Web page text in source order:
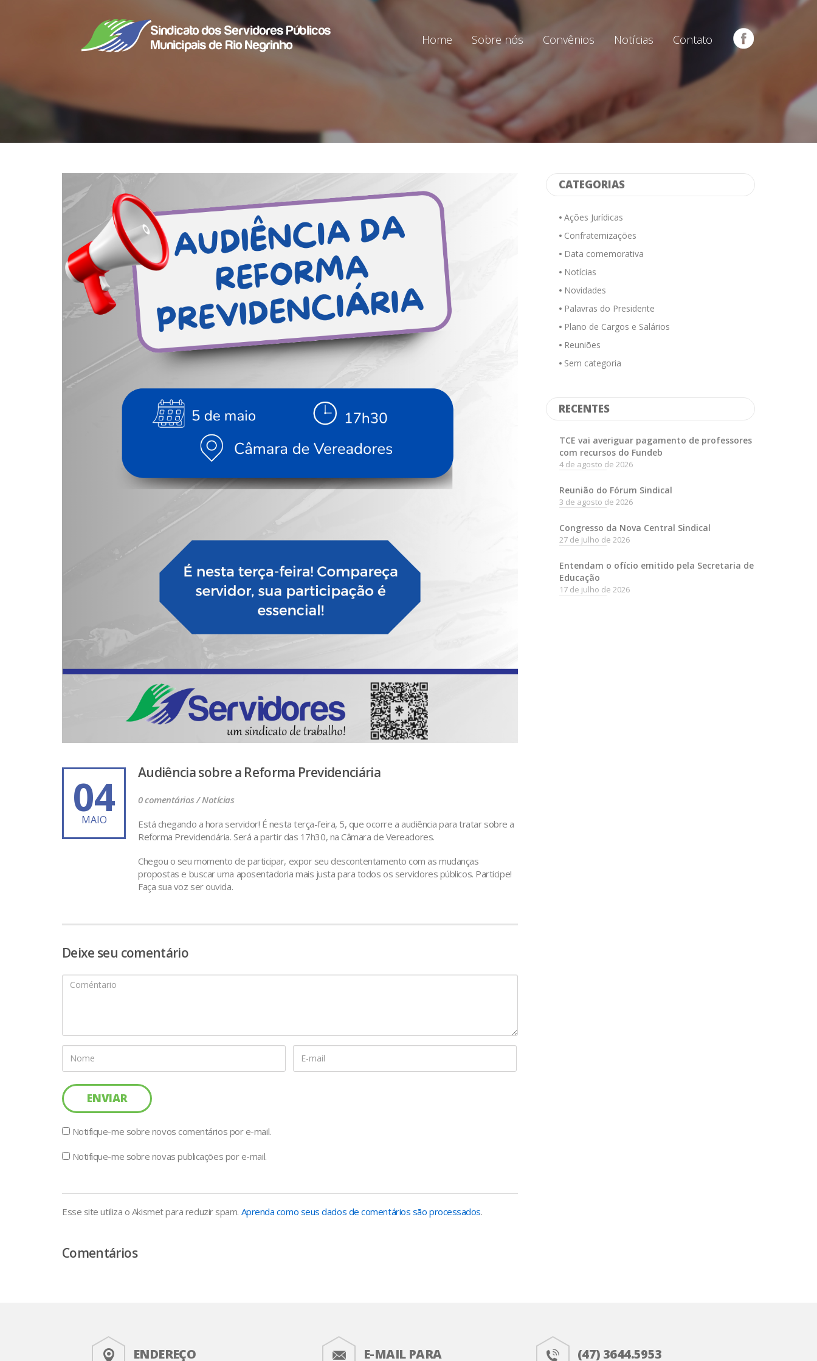
Home Sobre nós Convênios Notícias Contato
CATEGORIAS
Ações Jurídicas
Confraternizações
Data comemorativa
Notícias
Novidades
Palavras do Presidente
Plano de Cargos e Salários
Reuniões
Sem categoria
RECENTES
TCE vai averiguar pagamento de professores
com recursos do Fundeb
4 de agosto de 2026
Reunião do Fórum Sindical
3 de agosto de 2026
Congresso da Nova Central Sindical
27 de julho de 2026
Entendam o ofício emitido pela Secretaria de
Educação
17 de julho de 2026
04
MAIO
Audiência sobre a Reforma Previdenciária
0 comentários /Notícias
Está chegando a hora servidor! É nesta terça-feira, 5, que ocorre a audiência para tratar sobre a
Reforma Previdenciária. Será a partir das 17h30, na Câmara de Vereadores.
Chegou o seu momento de participar, expor seu descontentamento com as mudanças
propostas e buscar uma aposentadoria mais justa para todos os servidores públicos. Participe!
Faça sua voz ser ouvida.
Deixe seu comentário
Notifique-me sobre novos comentários por e-mail.
Notifique-me sobre novas publicações por e-mail.
Esse site utiliza o Akismet para reduzir spam. Aprenda como seus dados de comentários são processados.
Comentários
ENDEREÇO
E-MAIL PARA
(47) 3644.5953